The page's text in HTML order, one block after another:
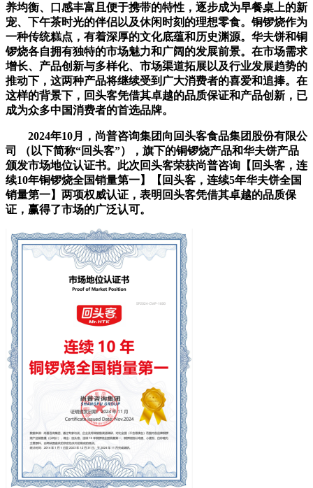
养均衡、口感丰富且便于携带的特性，逐步成为早餐桌上的新
宠、下午茶时光的伴侣以及休闲时刻的理想零食。铜锣烧作为
一种传统糕点，有着深厚的文化底蕴和历史渊源。华夫饼和铜
锣烧各自拥有独特的市场魅力和广阔的发展前景。在市场需求
增长、产品创新与多样化、市场渠道拓展以及行业发展趋势的
推动下，这两种产品将继续受到广大消费者的喜爱和追捧。在
这样的背景下，回头客凭借其卓越的品质保证和产品创新，已
成为众多中国消费者的首选品牌。
2024年10月，尚普咨询集团向回头客食品集团股份有限公
司 （以下简称“回头客”），旗下的铜锣烧产品和华夫饼产品
颁发市场地位认证书。此次回头客荣获尚普咨询【回头客，连
续10年铜锣烧全国销量第一】【回头客，连续5年华夫饼全国
销量第一】两项权威认证，表明回头客凭借其卓越的品质保
证，赢得了市场的广泛认可。